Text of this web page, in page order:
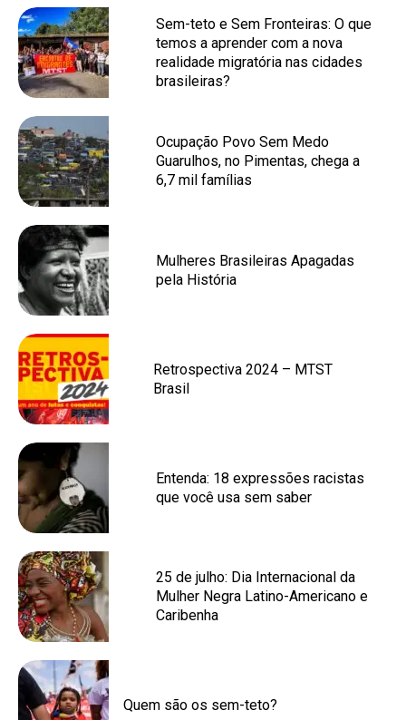
Sem-teto e Sem Fronteiras: O que
temos a aprender com a nova
realidade migratória nas cidades
brasileiras?
Ocupação Povo Sem Medo
Guarulhos, no Pimentas, chega a
6,7 mil famílias
Mulheres Brasileiras Apagadas
pela História
Retrospectiva 2024 – MTST
Brasil
Entenda: 18 expressões racistas
que você usa sem saber
25 de julho: Dia Internacional da
Mulher Negra Latino-Americano e
Caribenha
Quem são os sem-teto?